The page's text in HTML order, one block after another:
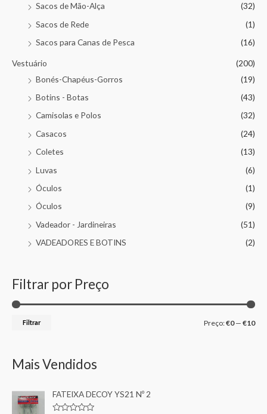
Sacos de Mão-Alça
(32)
Sacos de Rede
(1)
Sacos para Canas de Pesca
(16)
Vestuário
(200)
Bonés-Chapéus-Gorros
(19)
Botins - Botas
(43)
Camisolas e Polos
(32)
Casacos
(24)
Coletes
(13)
Luvas
(6)
Óculos
(1)
Óculos
(9)
Vadeador - Jardineiras
(51)
VADEADORES E BOTINS
(2)
Filtrar por Preço
Filtrar Preço:€0— €10
Mais Vendidos
FATEIXA DECOY YS21 Nº 2